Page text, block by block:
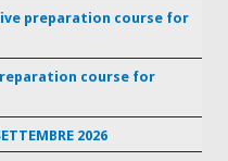
preparation course for
course for
2026